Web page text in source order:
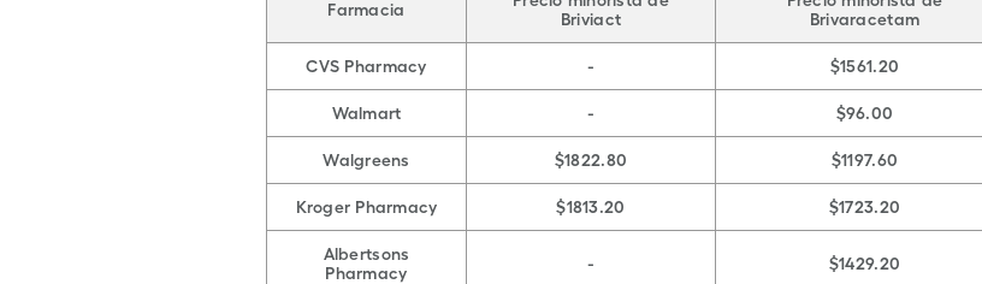
Farmacia
Briviact
Brivaracetam
CVS Pharmacy - $1561.20
Walmart - $96.00
Walgreens $1822.80 $1197.60
Kroger Pharmacy $1813.20 $1723.20
Albertsons
Pharmacy
- $1429.20